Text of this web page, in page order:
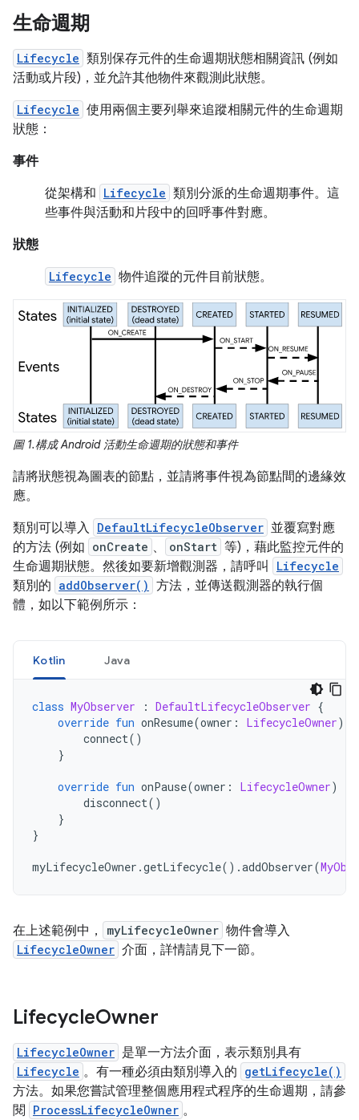
生命週期
Lifecycle 類別保存元件的生命週期狀態相關資訊 (例如
活動或片段)，並允許其他物件來觀測此狀態。
Lifecycle 使用兩個主要列舉來追蹤相關元件的生命週期
狀態：
事件
從架構和 Lifecycle 類別分派的生命週期事件。這
些事件與活動和片段中的回呼事件對應。
狀態
Lifecycle 物件追蹤的元件目前狀態。
圖 1.構成 Android 活動生命週期的狀態和事件
請將狀態視為圖表的節點，並請將事件視為節點間的邊緣效
應。
類別可以導入 DefaultLifecycleObserver 並覆寫對應
的方法 (例如 onCreate 、 onStart 等)，藉此監控元件的
生命週期狀態。然後如要新增觀測器，請呼叫
Lifecycle
類別的 addObserver() 方法，並傳送觀測器的執行個
體，如以下範例所示：
Kotlin Java
class MyObserver : DefaultLifecycleObserver {
override fun onResume(owner : LifecycleOwner)
connect()
}
override fun onPause(owner : LifecycleOwner)
disconnect()
}
}
myLifecycleOwner .getLifecycle().addObserver(
在上述範例中， myLifecycleOwner 物件會導入
LifecycleOwner 介面，詳情請見下一節。
LifecycleOwner
LifecycleOwner 是單一方法介面，表示類別具有
Lifecycle 。有一種必須由類別導入的 getLifecycle()
方法。如果您嘗試管理整個應用程式程序的生命週期，請參
閱
ProcessLifecycleOwner 。